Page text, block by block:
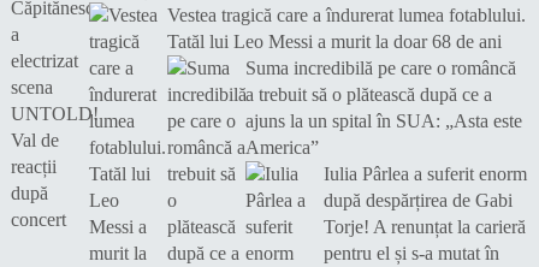
Vestea tragică care a îndurerat lumea fotablului.
Tatăl lui Leo Messi a murit la doar 68 de ani
Suma incredibilă pe care o româncă
a trebuit să o plătească după ce a
ajuns la un spital în SUA: „Asta este
America”
Iulia Pârlea a suferit enorm
după despărțirea de Gabi
Torje! A renunțat la carieră
pentru el și s-a mutat în